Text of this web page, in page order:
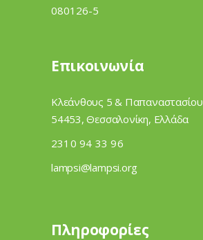
Επικοινωνία
Κλεάνθους 5 & Παπαναστασίου
54453, Θεσσαλονίκη, Ελλάδα
2310 94 33 96
lampsi@lampsi.org
Πληροφορίες